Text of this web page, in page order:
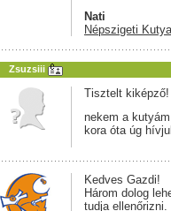
Nati
Népszigeti
Zsuzsiii
Tisztelt kiképző!
nekem a
kora óta úg
Kedves Gazdi!
Három dolog
tudja